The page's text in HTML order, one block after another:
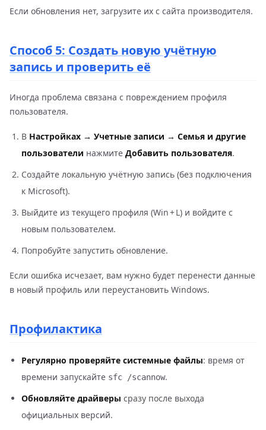
Если обновления нет, загрузите их с сайта производителя.
Способ 5: Создать новую учётную
запись и проверить её
Иногда проблема связана с повреждением профиля
пользователя.
В Настройках → Учетные записи → Семья и другие
пользователи нажмите Добавить пользователя.
Создайте локальную учётную запись (без подключения
к Microsoft).
Выйдите из текущего профиля (Win + L) и войдите с
новым пользователем.
Попробуйте запустить обновление.
Если ошибка исчезает, вам нужно будет перенести данные
в новый профиль или переустановить Windows.
Профилактика
Регулярно проверяйте системные файлы: время от
времени запускайте sfc /scannow.
Обновляйте драйверы сразу после выхода
официальных версий.